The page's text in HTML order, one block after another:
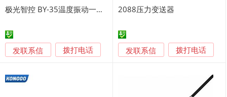
极光智控 BY-35温度振动一体化变送器 传感器
发联系信 拨打电话
2088压力变送器
发联系信 拨打电话